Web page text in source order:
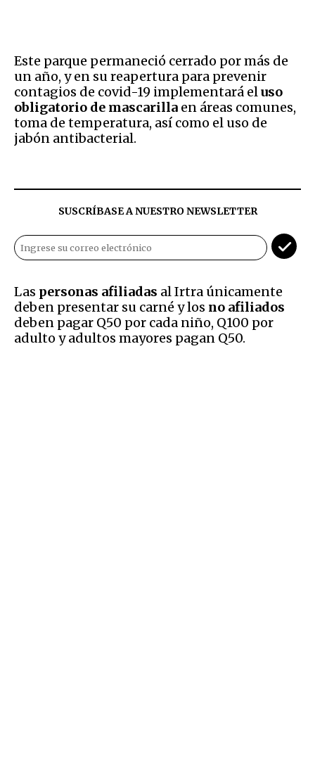
Este parque permaneció cerrado por más de
un año, y en su reapertura para prevenir
contagios de covid-19 implementará eluso
obligatorio de mascarilla en áreas comunes,
toma de temperatura, así como el uso de
jabón antibacterial.
SUSCRÍBASE A NUESTRO NEWSLETTER
Las personas afiliadas al Irtra únicamente
deben presentar su carné y los no afiliados
deben pagar Q50 por cada niño, Q100 por
adulto y adultos mayores pagan Q50.